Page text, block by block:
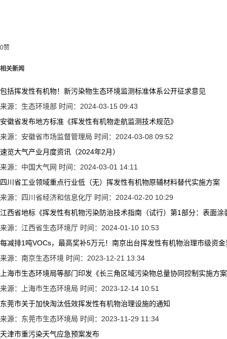
0赞
相关新闻
包括挥发性有机物！新污染物生态环境监测标准体系公开征求意见
来源：生态环境部 时间：2024-03-15 09:43
安徽省发布地方标准《挥发性有机物走航监测技术规范》
来源：安徽省市场监督管理局 时间：2024-03-08 09:52
速览大气产业月度资讯（2024年2月）
来源：中国大气网 时间：2024-03-01 14:11
四川省工业领域重点行业低（无）挥发性有机物原辅材料替代实施方案
来源：四川省经济和信息化厅 时间：2024-02-20 10:29
江西省地标《挥发性有机物污染防治技术指南（试行）第1部分：表面涂
来源：江西省生态环境厅 时间：2024-01-10 10:53
每减排1吨VOCs，最高奖补5万元！南京出台挥发性有机物治理市级资
来源：南京生态环境 时间：2023-12-21 13:34
上海市生态环境局等部门印发《长三角区域污染物总量协同控制实施方
来源：上海市生态环境局 时间：2023-12-14 10:51
东莞市关于加快淘汰低效挥发性有机物治理设施的通知
来源：东莞市生态环境局 时间：2023-11-29 11:34
天津市重污染天气应急预案发布